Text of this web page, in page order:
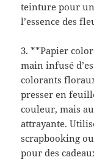
teinture pour
l’essence des
3. **Papier
main infusé
colorants
presser en
couleur, mais
attrayante.
scrapbooking
pour des